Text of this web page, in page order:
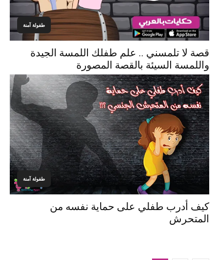
طفولة آمنة
قصة لا تلمسني .. علم طفلك اللمسة الجيدة
واللمسة السيئة بالقصة المصورة
طفولة آمنة
كيف أدرب طفلي على حماية نفسه من
المتحرش